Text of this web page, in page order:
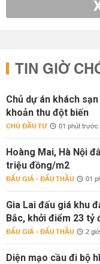
TIN GIỜ
Chủ dự án khách
khoản thu đột biến
CHỦ ĐẦU TƯ 01 phút trước
Hoàng Mai, Hà Nội
triệu đồng/m2
ĐẤU GIÁ - ĐẤU THẦU 01
Gia Lai đấu giá khu
Bắc, khởi điểm 23 tỷ
ĐẤU GIÁ - ĐẤU THẦU 2
Diện mạo cầu đi bộ